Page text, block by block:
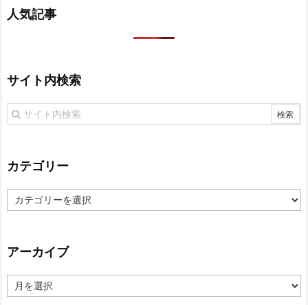
人気記事
サイト内検索
カテゴリー
テ
ー
アーカイブ
ー